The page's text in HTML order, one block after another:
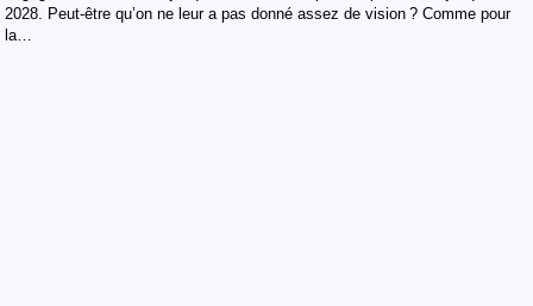
2028. Peut-être qu’on ne leur a pas donné assez de vision ? Comme pour
la…